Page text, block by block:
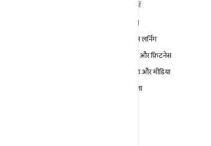
खोजें
गेमिंग
मशीन लर्निंग
सेहत और फ़िटनेस
कैमरा और मीडिया
निजता